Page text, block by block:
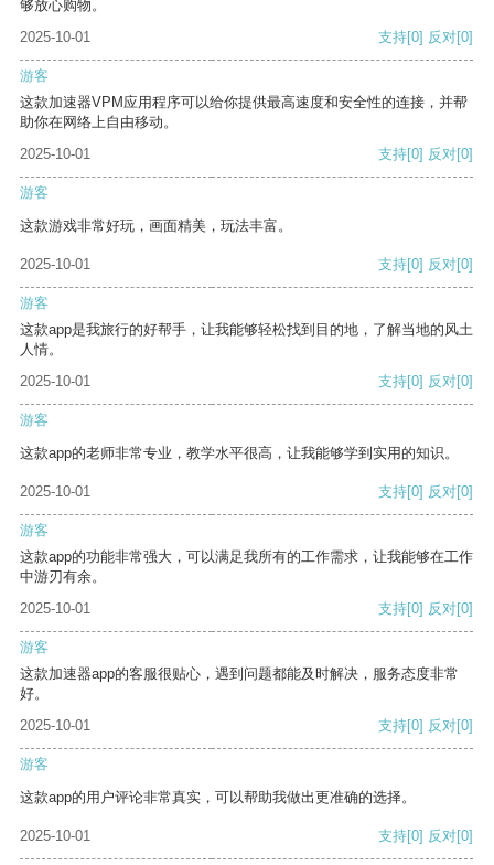
够放心购物。
2025-10-01
支持[0] 反对[0]
游客
这款加速器VPM应用程序可以给你提供最高速度和安全性的连接，并帮
助你在网络上自由移动。
2025-10-01
支持[0] 反对[0]
游客
这款游戏非常好玩，画面精美，玩法丰富。
2025-10-01 支持[0] 反对[0]
游客
这款app是我旅行的好帮手，让我能够轻松找到目的地，了解当地的风土
人情。
2025-10-01
支持[0] 反对[0]
游客
这款app的老师非常专业，教学水平很高，让我能够学到实用的知识。
2025-10-01 支持[0] 反对[0]
游客
这款app的功能非常强大，可以满足我所有的工作需求，让我能够在工作
中游刃有余。
2025-10-01
支持[0] 反对[0]
游客
这款加速器app的客服很贴心，遇到问题都能及时解决，服务态度非常
好。
2025-10-01
支持[0] 反对[0]
游客
这款app的用户评论非常真实，可以帮助我做出更准确的选择。
2025-10-01 支持[0] 反对[0]